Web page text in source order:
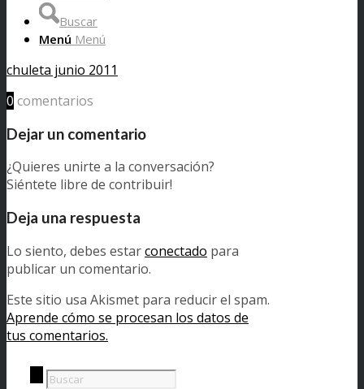
Buscar
Menú Menú
chuleta junio 2011
0 comentarios
Dejar un comentario
¿Quieres unirte a la conversación?
Siéntete libre de contribuir!
Deja una respuesta
Lo siento, debes estarconectado para
publicar un comentario.
Este sitio usa Akismet para reducir el spam.
Aprende cómo se procesan los datos de
tus comentarios.